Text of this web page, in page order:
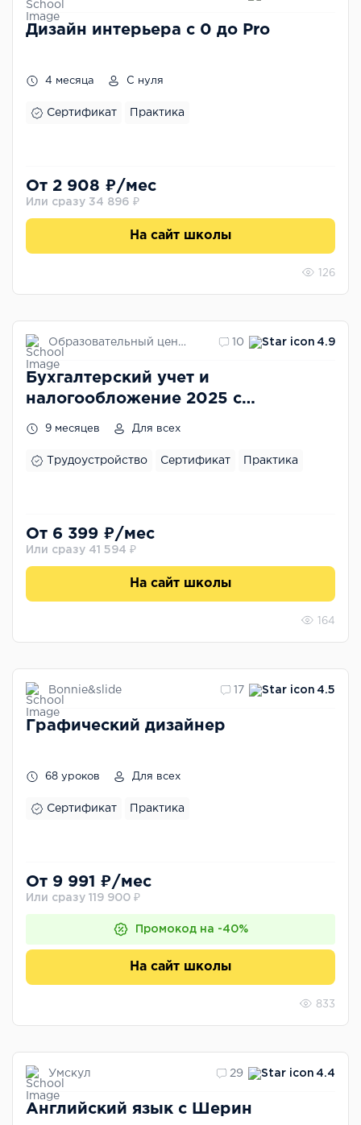
Дизайн интерьера с 0 до Pro
4 месяца С нуля
Сертификат Практика
От 2 908 ₽/мес
Или сразу 34 896 ₽
На сайт школы
126
Образовательный центр РУНО 10 4.9
Бухгалтерский учет и
налогообложение 2025 с
9 месяцев Для всех
Трудоустройство Сертификат Практика
От 6 399 ₽/мес
Или сразу 41 594 ₽
На сайт школы
164
Bonnie&slide 17 4.5
Графический дизайнер
68 уроков Для всех
Сертификат Практика
От 9 991 ₽/мес
Или сразу 119 900 ₽
Промокод на -40%
На сайт школы
833
Умскул 29 4.4
Английский язык с Шерин